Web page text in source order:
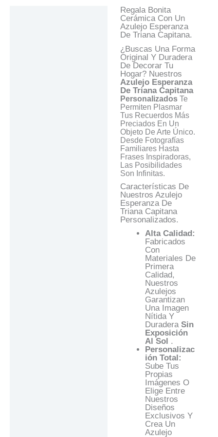
Regala Bonita
Cerámica Con Un
Azulejo Esperanza
De Triana Capitana.
¿Buscas Una Forma
Original Y Duradera
De Decorar Tu
Hogar? Nuestros
Azulejo Esperanza
De Triana Capitana
Personalizados Te
Permiten Plasmar
Tus Recuerdos Más
Preciados En Un
Objeto De Arte Único.
Desde Fotografías
Familiares Hasta
Frases Inspiradoras,
Las Posibilidades
Son Infinitas.
Características De
Nuestros Azulejo
Esperanza De
Triana Capitana
Personalizados.
Alta Calidad:
Fabricados
Con
Materiales De
Primera
Calidad,
Nuestros
Azulejos
Garantizan
Una Imagen
Nítida Y
Duradera Sin
Exposición
Al Sol .
Personalizac
Ión Total:
Sube Tus
Propias
Imágenes O
Elige Entre
Nuestros
Diseños
Exclusivos Y
Crea Un
Azulejo